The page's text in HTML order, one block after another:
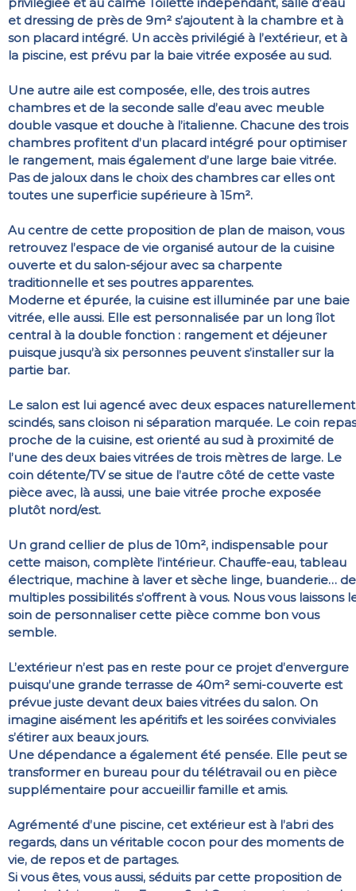
et dressing de près de 9m² s’ajoutent à la chambre et à
son placard intégré. Un accès privilégié à l’extérieur, et à
la piscine, est prévu par la baie vitrée exposée au sud.
Une autre aile est composée, elle, des trois autres
chambres et de la seconde salle d’eau avec meuble
double vasque et douche à l’italienne. Chacune des trois
chambres profitent d’un placard intégré pour optimiser
le rangement, mais également d’une large baie vitrée.
Pas de jaloux dans le choix des chambres car elles ont
toutes une superficie supérieure à 15m².
Au centre de cette proposition de plan de maison, vous
retrouvez l’espace de vie organisé autour de la cuisine
ouverte et du salon-séjour avec sa charpente
traditionnelle et ses poutres apparentes.
Moderne et épurée, la cuisine est illuminée par une baie
vitrée, elle aussi. Elle est personnalisée par un long îlot
central à la double fonction : rangement et déjeuner
puisque jusqu’à six personnes peuvent s’installer sur la
partie bar.
Le salon est lui agencé avec deux espaces naturellement
scindés, sans cloison ni séparation marquée. Le coin
proche de la cuisine, est orienté au sud à proximité de
l’une des deux baies vitrées de trois mètres de large. Le
coin détente/TV se situe de l’autre côté de cette vaste
pièce avec, là aussi, une baie vitrée proche exposée
plutôt nord/est.
Un grand cellier de plus de 10m², indispensable pour
cette maison, complète l’intérieur. Chauffe-eau, tableau
électrique, machine à laver et sèche linge, buanderie… de
multiples possibilités s’offrent à vous. Nous vous laissons
soin de personnaliser cette pièce comme bon vous
semble.
L’extérieur n’est pas en reste pour ce projet d’envergure
puisqu’une grande terrasse de 40m² semi-couverte est
prévue juste devant deux baies vitrées du salon. On
imagine aisément les apéritifs et les soirées conviviales
s’étirer aux beaux jours.
Une dépendance a également été pensée. Elle peut se
transformer en bureau pour du télétravail ou en pièce
supplémentaire pour accueillir famille et amis.
Agrémenté d’une piscine, cet extérieur est à l’abri des
regards, dans un véritable cocon pour des moments de
vie, de repos et de partages.
Si vous êtes, vous aussi, séduits par cette proposition de